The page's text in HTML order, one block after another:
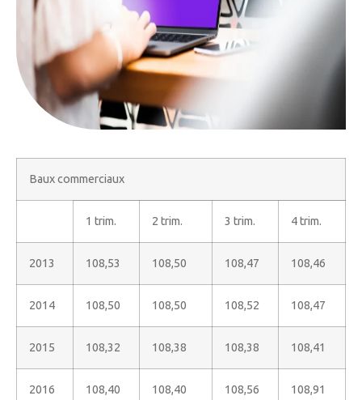
Baux commerciaux
1 trim. 2 trim. 3 trim. 4 trim.
2013 108,53 108,50 108,47 108,46
2014 108,50 108,50 108,52 108,47
2015 108,32 108,38 108,38 108,41
2016 108,40 108,40 108,56 108,91